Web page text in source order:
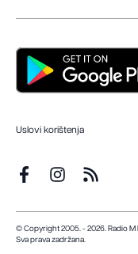
Uslovi korištenja
© Copyright 2005. - 2026. Radio M
Sva prava zadržana.